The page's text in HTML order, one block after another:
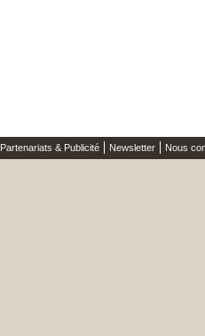
Partenariats & Publicité Newsletter Nous